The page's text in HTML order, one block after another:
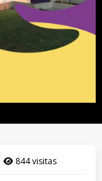
844 visitas